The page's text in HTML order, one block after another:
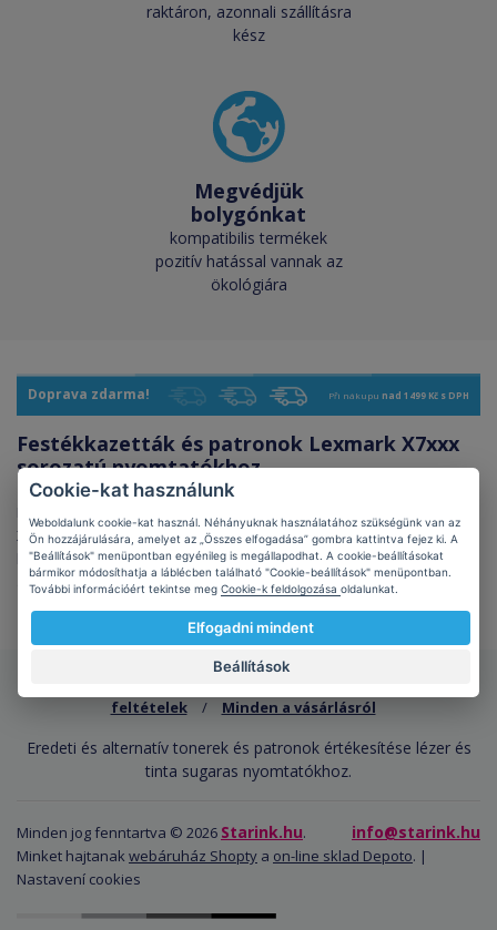
raktáron, azonnali szállításra
kész
Megvédjük
bolygónkat
kompatibilis termékek
pozitív hatással vannak az
ökológiára
Doprava zdarma! Při nákupu nad 1499 Kč s DPH
Festékkazetták és patronok Lexmark X7xxx
sorozatú nyomtatókhoz
X7xxx sorozatú nyomtatókhoz. Itt eredeti és költséghatékony
kompatibilis patronokat, újratöltő készleteket és festékeket talál. Az
áruk 99% -a raktáron van és 24 órán belül szállítunk!
feltételek
/ Minden a vásárlásról
Eredeti és alternatív tonerek és patronok értékesítése lézer és
tinta sugaras nyomtatókhoz.
info@starink.hu
Minden jog fenntartva © 2026 Starink.hu.
Minket hajtanak webáruház Shopty a on-line sklad Depoto. |
Nastavení cookies
Cookie-kat használunk
Weboldalunk cookie-kat használ. Néhányuknak használatához szükségünk van az
Ön hozzájárulására, amelyet az „Összes elfogadása” gombra kattintva fejez ki. A
"Beállítások" menüpontban egyénileg is megállapodhat. A cookie-beállításokat
bármikor módosíthatja a láblécben található "Cookie-beállítások" menüpontban.
További információért tekintse meg Cookie-k feldolgozása oldalunkat.
Elfogadni mindent
Beállítások